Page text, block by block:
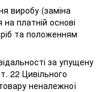
виробу (заміна
платній основі
та положенням
за упущену
22 Цивільного
неналежної